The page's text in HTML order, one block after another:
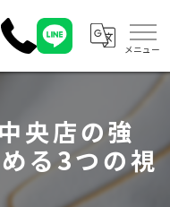
央店の強
る3つの視